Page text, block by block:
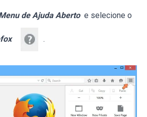
de Ajuda Aberto e selecione o
.